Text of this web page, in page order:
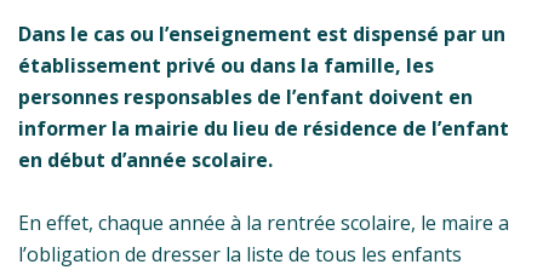
Dans le cas ou l’enseignement est dispensé par un
établissement privé ou dans la famille, les
personnes responsables de l’enfant doivent en
informer la mairie du lieu de résidence de l’enfant
en début d’année scolaire.
En effet, chaque année à la rentrée scolaire, le maire a
l’obligation de dresser la liste de tous les enfants